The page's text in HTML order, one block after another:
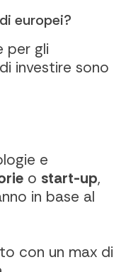
europei?
per gli
investire sono
e
o start-up,
in base al
con un max di